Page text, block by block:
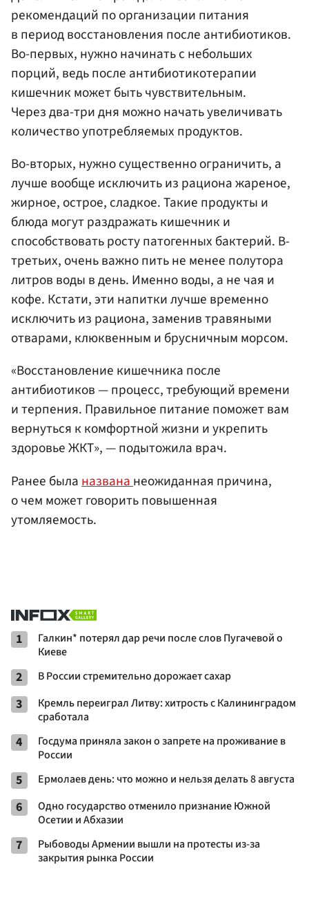
рекомендаций по организации питания
в период восстановления после антибиотиков.
Во-первых, нужно начинать с небольших
порций, ведь после антибиотикотерапии
кишечник может быть чувствительным.
Через два-три дня можно начать увеличивать
количество употребляемых продуктов.
Во-вторых, нужно существенно ограничить, а
лучше вообще исключить из рациона жареное,
жирное, острое, сладкое. Такие продукты и
блюда могут раздражать кишечник и
способствовать росту патогенных бактерий. В-
третьих, очень важно пить не менее полутора
литров воды в день. Именно воды, а не чая и
кофе. Кстати, эти напитки лучше временно
исключить из рациона, заменив травяными
отварами, клюквенным и брусничным морсом.
«Восстановление кишечника после
антибиотиков — процесс, требующий времени
и терпения. Правильное питание поможет вам
вернуться к комфортной жизни и укрепить
здоровье ЖКТ», — подытожила врач.
Ранее быланазвананеожиданная причина,
о чем может говорить повышенная
утомляемость.
1
Галкин* потерял дар речи после слов Пугачевой о
Киеве
2 В России стремительно дорожает сахар
3
Кремль переиграл Литву: хитрость с Калининградом
сработала
4
Госдума приняла закон о запрете на проживание в
России
5 Ермолаев день: что можно и нельзя делать 8 августа
6
Одно государство отменило признание Южной
Осетии и Абхазии
7
Рыбоводы Армении вышли на протесты из-за
закрытия рынка России